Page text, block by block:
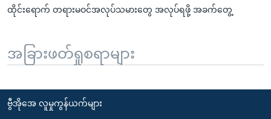
ထိုင်းရောက် တရားမဝင်အလုပ်သမားတွေ အလုပ်ရဖို့ အခက်တွေ့
အခြားဖတ်ရှုစရာများ
ဗွီအိုအေ လူမှုကွန်ယက်များ